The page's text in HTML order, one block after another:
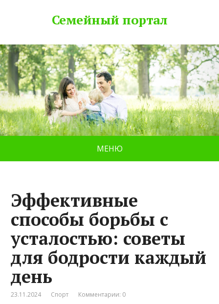
Семейный портал
МЕНЮ
Эффективные
способы борьбы с
усталостью: советы
для бодрости каждый
день
23.11.2024 Спорт Комментарии: 0